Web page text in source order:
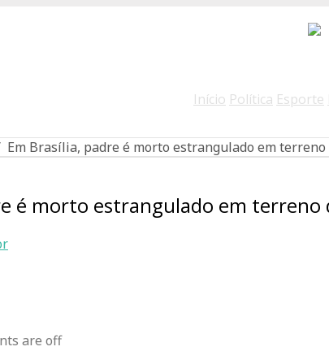
Início Política Esporte
Em Brasília, padre é morto estrangulado em terreno
é morto estrangulado em terreno
are off